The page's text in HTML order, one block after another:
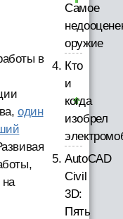
в
один
на
Самое
оружие
Кто
и
когда
изобрел
AutoCAD
Civil
3D:
Пять